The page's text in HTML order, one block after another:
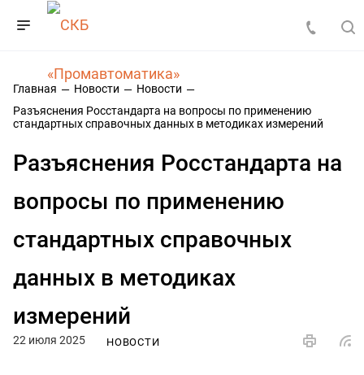
Главная Новости
Новости
Разъяснения Росстандарта на вопросы по применению
стандартных справочных данных в методиках измерений
Разъяснения Росстандарта на
вопросы по применению
стандартных справочных
данных в методиках
измерений
22 июля 2025 НОВОСТИ